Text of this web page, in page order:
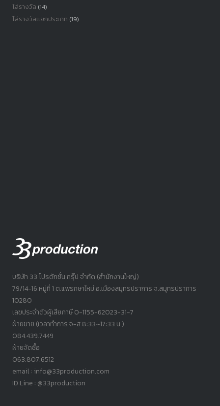
โล่รางวัล (14)
โล่รางวัลเเยกประเภท (19)
บริษัท 33 โปรดักชั่น กรุ๊ป จำกัด (สำนักงานใหญ่)
79/14-16 หมู่ที่ 1 ต.แพรกษาใหม่ อ.เมืองสมุทรปราการ จ.สมุทรปราการ
10280
เลขประจำตัวผู้เสียภาษี 0-1155-62023-31-7
ฝ่ายขาย (เวลาทำการ จ-ส 8:33~17:33 น.)
084.439.7449
ฝ่ายจัดซื้อ
063.807.6512
email : info@33production.com
ID Line : @33production